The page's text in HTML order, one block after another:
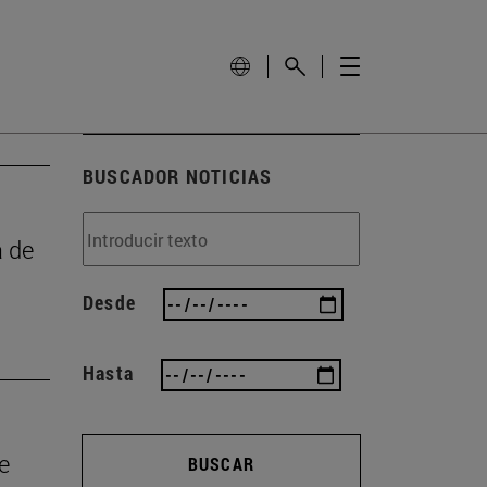
de
BUSCADOR NOTICIAS
Desde
Hasta
BUSCAR